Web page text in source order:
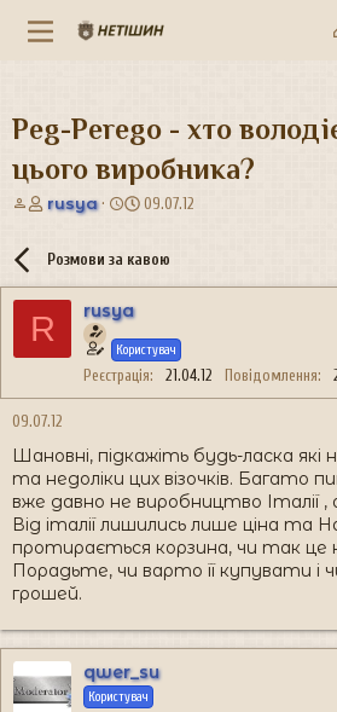
Peg-Perego - хто
цього виробника?
А
о
р
е
м
rusya
Д
а
с
о
р
е
я
09.07.12
Розмови за кавою
R rusya
Користувач
Реєстрація 21.04.12 Повідомлення
09.07.12
Шановні, підкажіть будь-ласка які
та недоліки цих візочків. Багато
вже давно не виробництво Італії
Від італії лишились лише ціна та
протирається корзина, чи так це
Порадьте, чи варто її купувати і
грошей.
qwer_su
Користувач